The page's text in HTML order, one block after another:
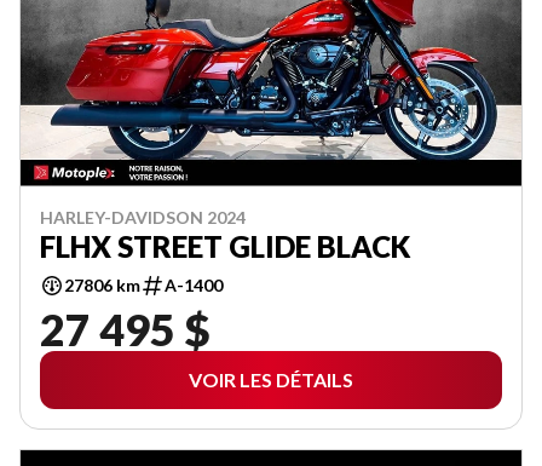
HARLEY-DAVIDSON 2024
FLHX STREET GLIDE BLACK
27806 km A-1400
27 495 $
VOIR LES DÉTAILS